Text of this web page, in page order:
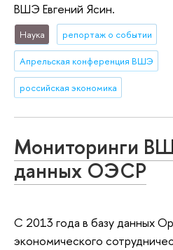
ВШЭ Евгений Ясин.
Наука репортаж о событии
Апрельская конференция ВШЭ
российская экономика
Мониторинги
данных ОЭСР
С 2013 года в базу данных
экономического